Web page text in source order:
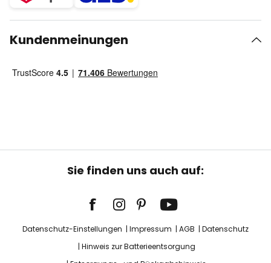
Kundenmeinungen
Sie finden uns auch auf:
Datenschutz-Einstellungen Impressum AGB
Datenschutz
Hinweis zur Batterieentsorgung